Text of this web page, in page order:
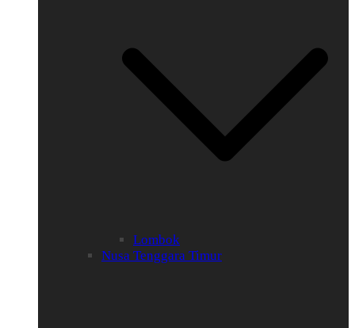
Lombok
Nusa Tenggara Timur